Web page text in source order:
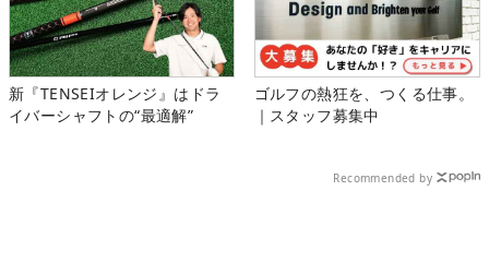
新『TENSEIオレンジ』はドラ
イバーシャフトの“最適解”
ゴルフの熱狂を、つくる仕事。
｜スタッフ募集中
Recommended by